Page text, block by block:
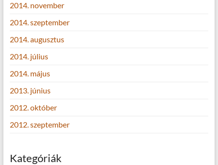
2014. november
2014. szeptember
2014. augusztus
2014. július
2014. május
2013. június
2012. október
2012. szeptember
Kategóriák